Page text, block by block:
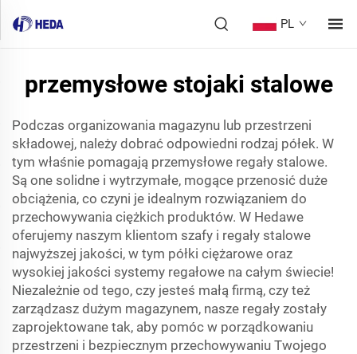
PL
przemysłowe stojaki stalowe
Podczas organizowania magazynu lub przestrzeni
składowej, należy dobrać odpowiedni rodzaj półek. W
tym właśnie pomagają przemysłowe regały stalowe.
Są one solidne i wytrzymałe, mogące przenosić duże
obciążenia, co czyni je idealnym rozwiązaniem do
przechowywania ciężkich produktów. W Hedawe
oferujemy naszym klientom szafy i regały stalowe
najwyższej jakości, w tym półki ciężarowe oraz
wysokiej jakości systemy regałowe na całym świecie!
Niezależnie od tego, czy jesteś małą firmą, czy też
zarządzasz dużym magazynem, nasze regały zostały
zaprojektowane tak, aby pomóc w porządkowaniu
przestrzeni i bezpiecznym przechowywaniu Twojego